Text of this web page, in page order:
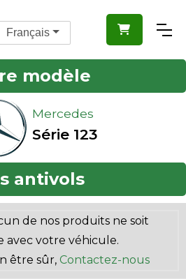

modèle
Mercedes
Série 123
antivols
de nos produits ne soit
avec votre véhicule.
être sûr, Contactez-nous
Français